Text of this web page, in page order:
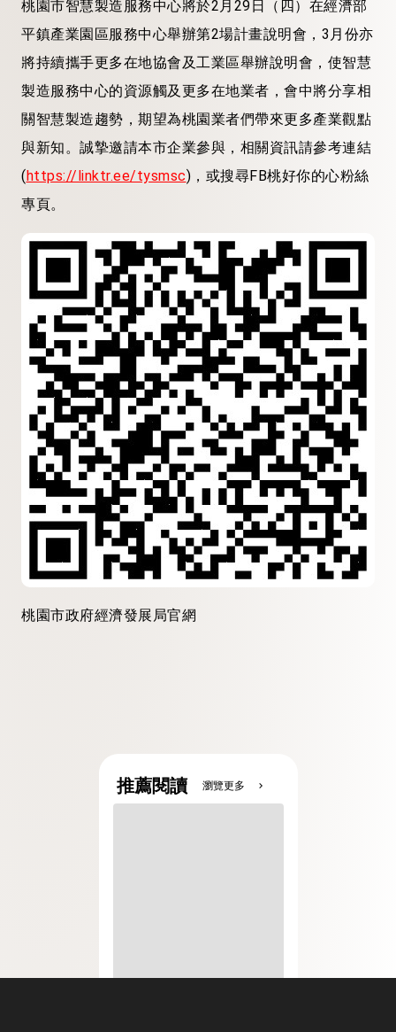
桃園市智慧製造服務中心將於2月29日（四）在經濟部
平鎮產業園區服務中心舉辦第2場計畫說明會，3月份亦
將持續攜手更多在地協會及工業區舉辦說明會，使智慧
製造服務中心的資源觸及更多在地業者，會中將分享相
關智慧製造趨勢，期望為桃園業者們帶來更多產業觀點
與新知。誠摯邀請本市企業參與，相關資訊請參考連結
(https://linktr.ee/tysmsc)，或搜尋FB桃好你的心粉絲
專頁。
桃園市政府經濟發展局官網
推薦閱讀 瀏覽更多 chevron_right